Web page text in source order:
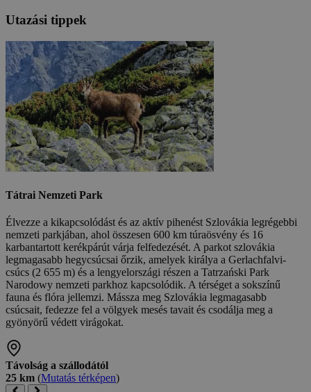
Utazási tippek
Tátrai Nemzeti Park
Élvezze a kikapcsolódást és az aktív pihenést Szlovákia legrégebbi
nemzeti parkjában, ahol összesen 600 km túraösvény és 16
karbantartott kerékpárút várja felfedezését. A parkot szlovákia
legmagasabb hegycsúcsai őrzik, amelyek királya a Gerlachfalvi-
csúcs (2 655 m) és a lengyelországi részen a Tatrzański Park
Narodowy nemzeti parkhoz kapcsolódik. A térséget a sokszínű
fauna és flóra jellemzi. Mássza meg Szlovákia legmagasabb
csúcsait, fedezze fel a völgyek mesés tavait és csodálja meg a
gyönyörű védett virágokat.
Távolság a szállodától
25 km (Mutatás térképen)